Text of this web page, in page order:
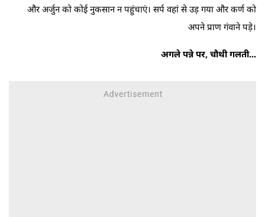
और अर्जुन को कोई नुकसान न पहुंचाएं। सर्प वहां से उड़ गया और कर्ण को
अपने प्राण गंवाने पड़े।
अगले पन्ने पर, चौथी गलती...